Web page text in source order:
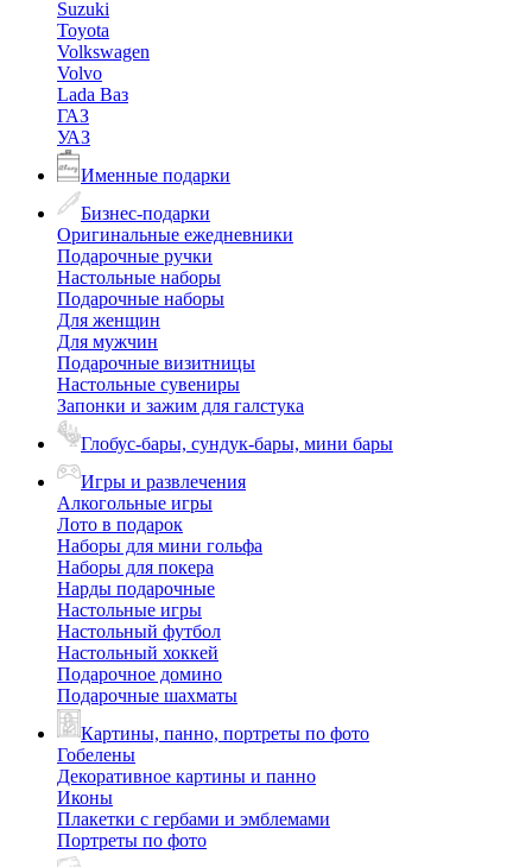
Suzuki
Toyota
Volkswagen
Volvo
Lada Ваз
ГАЗ
УАЗ
Именные подарки
Бизнес-подарки
Оригинальные ежедневники
Подарочные ручки
Настольные наборы
Подарочные наборы
Для женщин
Для мужчин
Подарочные визитницы
Настольные сувениры
Запонки и зажим для галстука
Глобус-бары, сундук-бары, мини бары
Игры и развлечения
Алкогольные игры
Лото в подарок
Наборы для мини гольфа
Наборы для покера
Нарды подарочные
Настольные игры
Настольный футбол
Настольный хоккей
Подарочное домино
Подарочные шахматы
Картины, панно, портреты по фото
Гобелены
Декоративное картины и панно
Иконы
Плакетки с гербами и эмблемами
Портреты по фото